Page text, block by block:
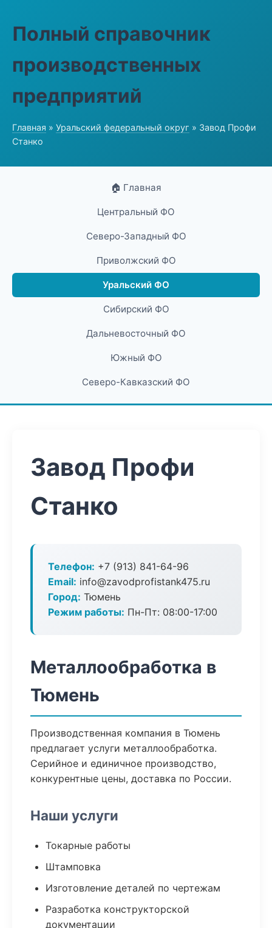
Полный справочник
производственных
предприятий
Главная » Уральский федеральный округ » Завод Профи
Станко
🏠 Главная
Центральный ФО
Северо-Западный ФО
Приволжский ФО
Уральский ФО
Сибирский ФО
Дальневосточный ФО
Южный ФО
Северо-Кавказский ФО
Завод Профи
Станко
Телефон: +7 (913) 841-64-96
Email: info@zavodprofistank475.ru
Город: Тюмень
Режим работы: Пн-Пт: 08:00-17:00
Металлообработка в
Тюмень
Производственная компания в Тюмень
предлагает услуги металлообработка.
Серийное и единичное производство,
конкурентные цены, доставка по России.
Наши услуги
Токарные работы
Штамповка
Изготовление деталей по чертежам
Разработка конструкторской
документации